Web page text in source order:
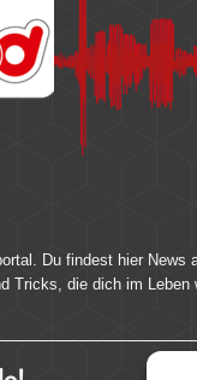
Du findest hier
Tricks, die dich im